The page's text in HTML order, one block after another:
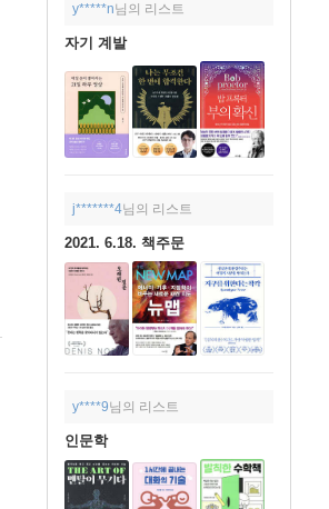
y*****n님의 리스트
자기 계발
j*******4님의 리스트
2021. 6.18. 책주문
y****9님의 리스트
인문학